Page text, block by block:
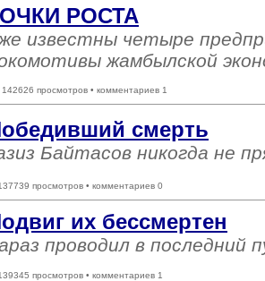
РОСТА
известны четыре
жамбылской
142626 просмотров • комментариев 1
смерть
Байтасов никогда не
просмотров • комментариев 0
их бессмертен
проводил в последний
просмотров • комментариев 1